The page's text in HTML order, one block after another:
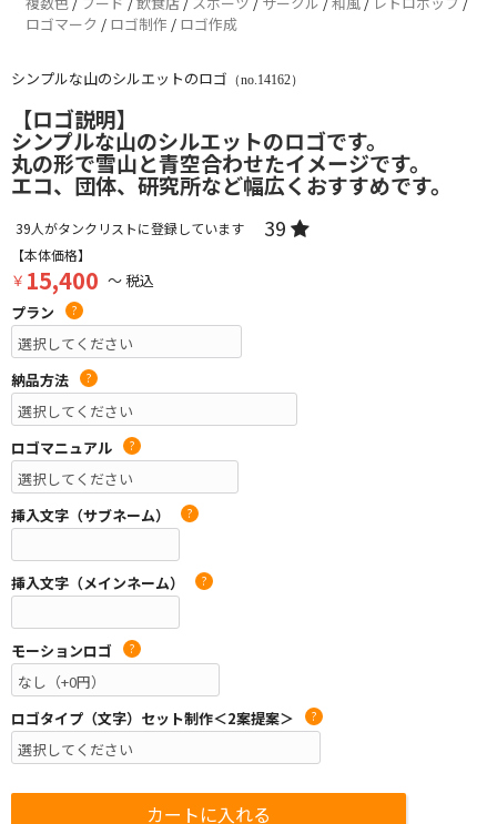
ロゴマーク / ロゴ制作 / ロゴ作成
シンプルな山のシルエットのロゴ （no.14162）
【ロゴ説明】
シンプルな山のシルエットのロゴです。
丸の形で雪山と青空合わせたイメージです。
エコ、団体、研究所など幅広くおすすめです。
39人がタンクリストに登録しています 39
【本体価格】
￥ 15,400 ～ 税込
プラン
?
納品方法 ?
ロゴマニュアル ?
挿入文字（サブネーム） ?
挿入文字（メインネーム） ?
モーションロゴ ?
ロゴタイプ（文字）セット制作＜2案提案＞ ?